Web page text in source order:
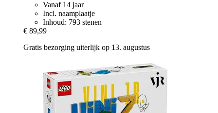
Vanaf 14 jaar
Incl. naamplaatje
Inhoud: 793 stenen
€ 89,99
Gratis bezorging uiterlijk op 13. augustus